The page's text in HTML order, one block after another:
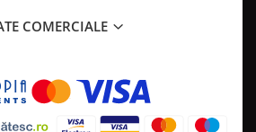
COMERCIALE